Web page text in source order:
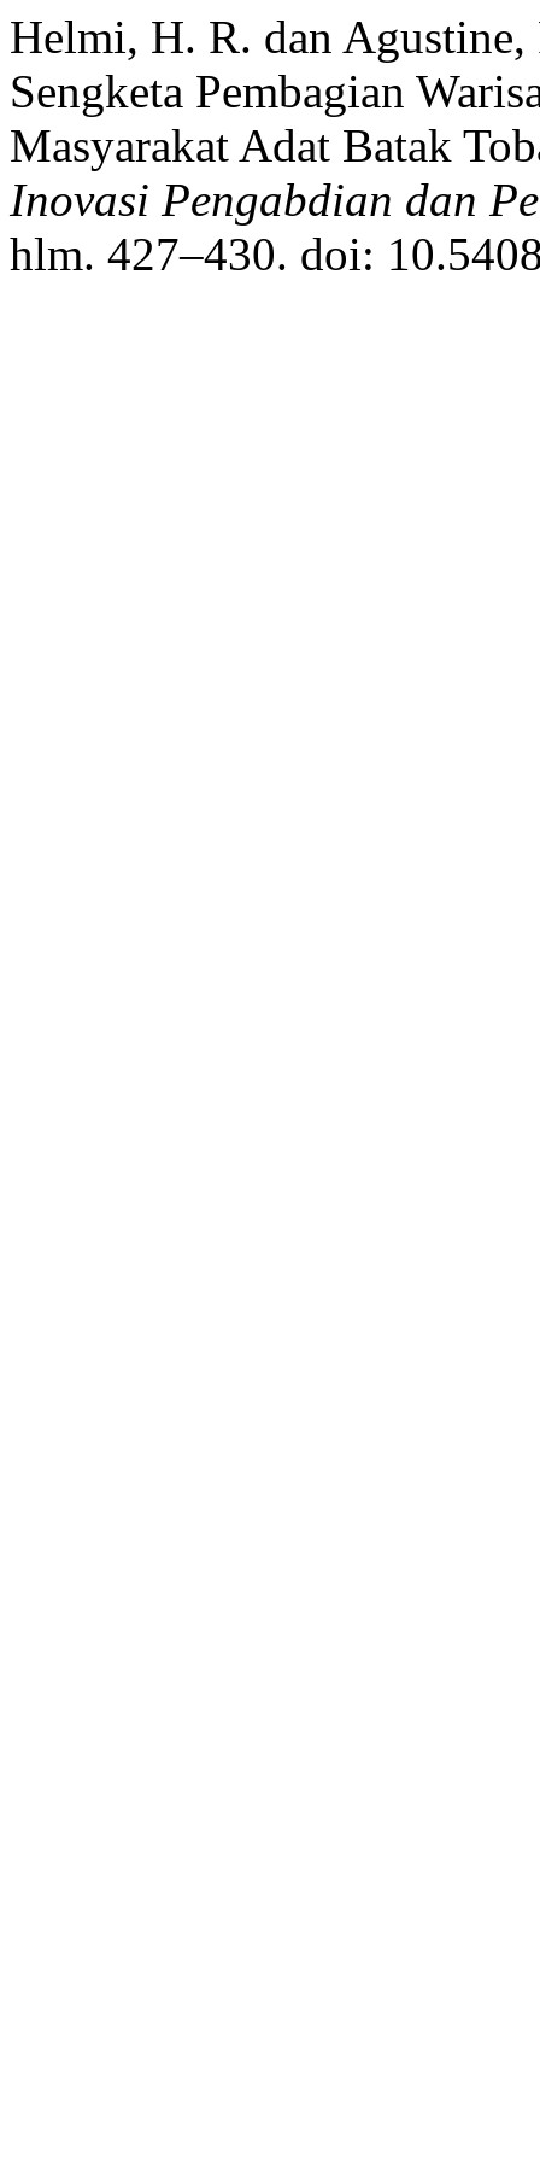
Helmi, H. R. dan Agustine,
Sengketa Pembagian
Masyarakat Adat Batak
Inovasi Pengabdian dan
hlm. 427–430. doi: